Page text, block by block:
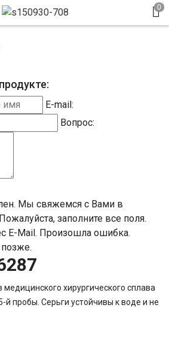
E-mail:
Вопрос:
Мы свяжемся с Вами в
Пожалуйста, заполните все поля.
E-Mail. Произошла ошибка.
медицинского хирургического сплава
й пробы. Серьги устойчивы к воде и не